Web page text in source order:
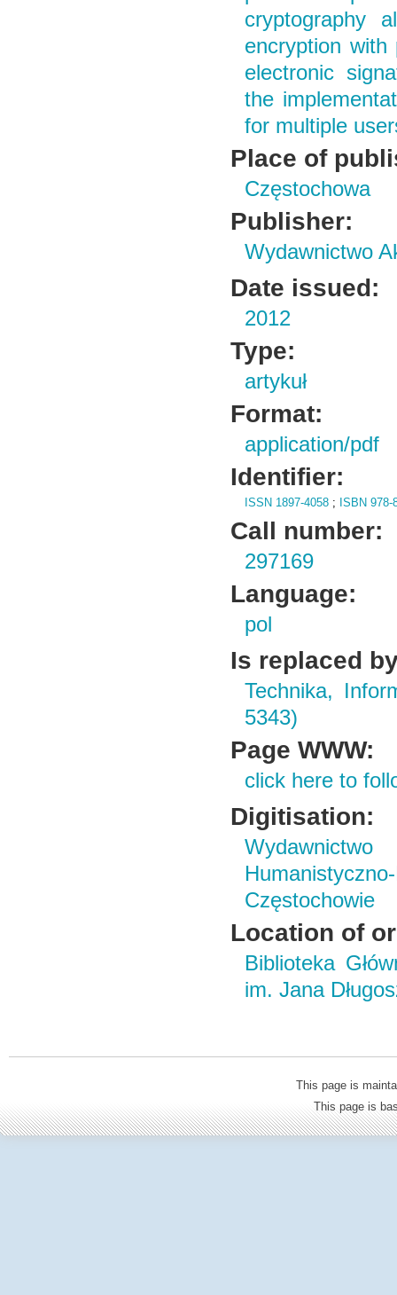
cryptography
encryption
electronic
the
for multiple
Place of
Częstochowa
Publisher:
Wydawnictwo
Date issued:
2012
Type:
artykuł
Format:
application/pdf
Identifier:
ISSN 1897-4058 ; ISBN 978-
Call number:
297169
Language:
pol
Is replaced
Technika,
5343)
Page WWW:
click here to
Digitisation:
Wydawnictwo
Częstochowie
Location of
Biblioteka
im. Jana
This page is
This page is